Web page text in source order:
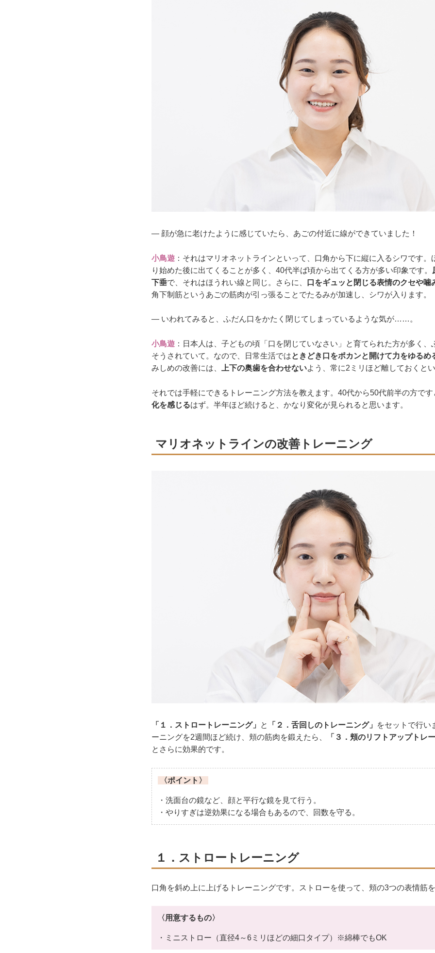
― 顔が急に老けたように感じていたら、あごの付近に線ができていました！
小鳥遊 ：それはマリオネットラインといって、口角から下に縦に入るシワです。
り始めた後に出てくることが多く、40代半ば頃から出てくる方が多い印象です。
下垂で、それはほうれい線と同じ。さらに、
口をギュッと閉じる表情のクセや噛
角下制筋というあごの筋肉が引っ張ることでたるみが加速し、シワが入ります。
― いわれてみると、ふだん口をかたく閉じてしまっているような気が……。
小鳥遊 ：日本人は、子どもの頃「口を閉じていなさい」と育てられた方が多く、
そうされていて。なので、日常生活ではときどき口をポカンと開けて力をゆるめ
みしめの改善には、
上下の奥歯を合わせないよう、常に2ミリほど離しておくと
それでは手軽にできるトレーニング方法を教えます。40代から50代前半の方です
化を感じるはず。半年ほど続けると、かなり変化が見られると思います。
マリオネットラインの改善トレーニング
「１．ストロートレーニング」 と 「２．舌回しのトレーニング」
をセットで行い
ーニングを2週間ほど続け、頬の筋肉を鍛えたら、
「３．頬のリフトアップトレ
とさらに効果的です。
〈ポイント〉
・洗面台の鏡など、顔と平行な鏡を見て行う。
・やりすぎは逆効果になる場合もあるので、回数を守る。
１．ストロートレーニング
口角を斜め上に上げるトレーニングです。ストローを使って、頬の3つの表情筋
〈用意するもの〉
・ミニストロー（直径4～6ミリほどの細口タイプ）※綿棒でもOK